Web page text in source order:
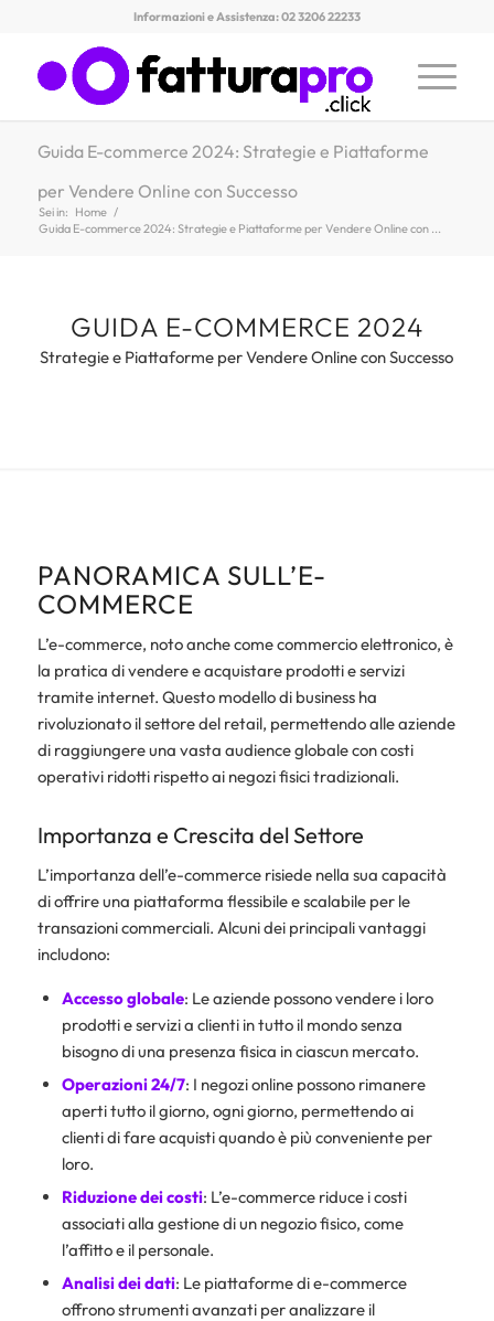
Informazioni e Assistenza: 02 3206 22233
Guida E-commerce 2024: Strategie e Piattaforme
per Vendere Online con Successo
Sei in: Home /
Guida E-commerce 2024: Strategie e Piattaforme per Vendere Online con ...
GUIDA E-COMMERCE 2024
Strategie e Piattaforme per Vendere Online con Successo
PANORAMICA SULL’E-
COMMERCE
L’e-commerce, noto anche come commercio elettronico, è
la pratica di vendere e acquistare prodotti e servizi
tramite internet. Questo modello di business ha
rivoluzionato il settore del retail, permettendo alle aziende
di raggiungere una vasta audience globale con costi
operativi ridotti rispetto ai negozi fisici tradizionali.
Importanza e Crescita del Settore
L’importanza dell’e-commerce risiede nella sua capacità
di offrire una piattaforma flessibile e scalabile per le
transazioni commerciali. Alcuni dei principali vantaggi
includono:
Accesso globale: Le aziende possono vendere i loro
prodotti e servizi a clienti in tutto il mondo senza
bisogno di una presenza fisica in ciascun mercato.
Operazioni 24/7: I negozi online possono rimanere
aperti tutto il giorno, ogni giorno, permettendo ai
clienti di fare acquisti quando è più conveniente per
loro.
Riduzione dei costi: L’e-commerce riduce i costi
associati alla gestione di un negozio fisico, come
l’affitto e il personale.
Analisi dei dati: Le piattaforme di e-commerce
offrono strumenti avanzati per analizzare il